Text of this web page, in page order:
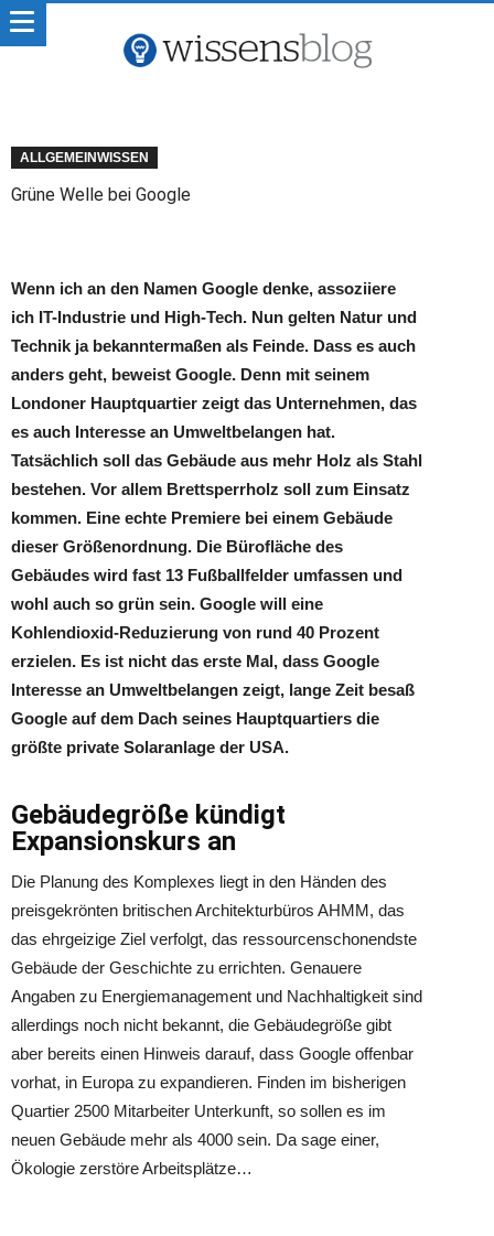
ALLGEMEINWISSEN
Grüne Welle bei Google
Wenn ich an den Namen Google denke, assoziiere
ich IT-Industrie und High-Tech. Nun gelten Natur und
Technik ja bekanntermaßen als Feinde. Dass es auch
anders geht, beweist Google. Denn mit seinem
Londoner Hauptquartier zeigt das Unternehmen, das
es auch Interesse an Umweltbelangen hat.
Tatsächlich soll das Gebäude aus mehr Holz als Stahl
bestehen. Vor allem Brettsperrholz soll zum Einsatz
kommen. Eine echte Premiere bei einem Gebäude
dieser Größenordnung. Die Bürofläche des
Gebäudes wird fast 13 Fußballfelder umfassen und
wohl auch so grün sein. Google will eine
Kohlendioxid-Reduzierung von rund 40 Prozent
erzielen. Es ist nicht das erste Mal, dass Google
Interesse an Umweltbelangen zeigt, lange Zeit besaß
Google auf dem Dach seines Hauptquartiers die
größte private Solaranlage der USA.
Gebäudegröße kündigt
Expansionskurs an
Die Planung des Komplexes liegt in den Händen des
preisgekrönten britischen Architekturbüros AHMM, das
das ehrgeizige Ziel verfolgt, das ressourcenschonendste
Gebäude der Geschichte zu errichten. Genauere
Angaben zu Energiemanagement und Nachhaltigkeit sind
allerdings noch nicht bekannt, die Gebäudegröße gibt
aber bereits einen Hinweis darauf, dass Google offenbar
vorhat, in Europa zu expandieren. Finden im bisherigen
Quartier 2500 Mitarbeiter Unterkunft, so sollen es im
neuen Gebäude mehr als 4000 sein. Da sage einer,
Ökologie zerstöre Arbeitsplätze…